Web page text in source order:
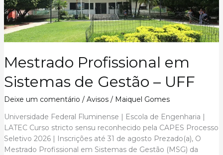
Mestrado Profissional em
Sistemas de Gestão – UFF
Deixe um comentário / Avisos/ Maiquel Gomes
Universidade Federal Fluminense | Escola de Engenharia |
LATEC Curso stricto sensu reconhecido pela CAPES Processo
Seletivo 2026 | Inscrições até 31 de agosto Prezado(a), O
Mestrado Profissional em Sistemas de Gestão (MSG) da